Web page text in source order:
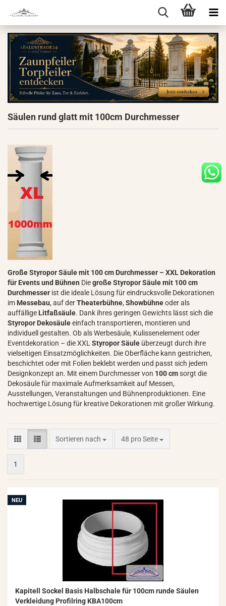
Säulen rund glatt mit 100cm Durchmesser
Große Styropor Säule mit 100 cm Durchmesser – XXL Dekoration
für Events und Bühnen Diegroße Styropor Säule mit 100 cm
Durchmesser ist die ideale Lösung für eindrucksvolle Dekorationen
im Messebau, auf derTheaterbühne, Showbühneoder als
auffällige Litfaßsäule. Dank ihres geringen Gewichts lässt sich die
Styropor Dekosäuleeinfach transportieren, montieren und
individuell gestalten. Ob als Werbesäule, Kulissenelement oder
Eventdekoration – die XXLStyropor Säule überzeugt durch ihre
vielseitigen Einsatzmöglichkeiten. Die Oberfläche kann gestrichen,
beschichtet oder mit Folien beklebt werden und passt sich jedem
Designkonzept an. Mit einem Durchmesser von 100 cmsorgt die
Dekosäule für maximale Aufmerksamkeit auf Messen,
Ausstellungen, Veranstaltungen und Bühnenproduktionen. Eine
hochwertige Lösung für kreative Dekorationen mit großer Wirkung.
Sortieren nach
Sortieren nach 48 pro Seite
pro Seite
1
NEU
Ka­pi­tell So­ckel Basis Halb­scha­le für 100cm runde Säu­len
Ver­klei­dung Pro­fil­ring KBA100cm